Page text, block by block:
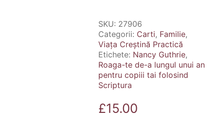
SKU: 27906
Categorii: Carti, Familie,
Viața Creștină Practică
Etichete: Nancy Guthrie,
Roaga-te de-a lungul unui an
pentru copiii tai folosind
Scriptura
£15.00